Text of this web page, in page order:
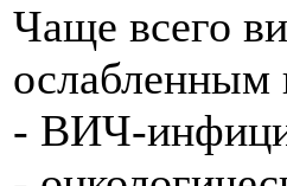
Чаще всего
ослабленным
- ВИЧ-